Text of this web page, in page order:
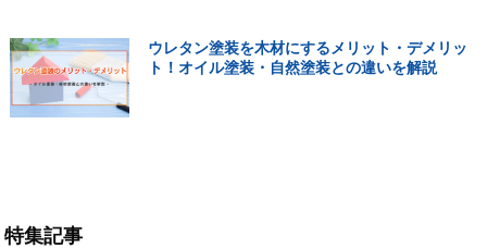
ウレタン塗装を木材にするメリット・デメリッ
ト！オイル塗装・自然塗装との違いを解説
特集記事